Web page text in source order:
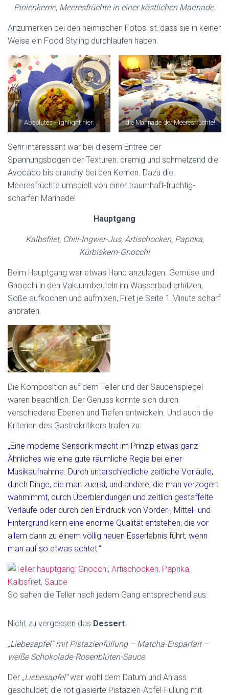
Pinienkerne, Meeresfrüchte in einer köstlichen Marinade.
Anzumerken bei den heimischen Fotos ist, dass sie in keiner
Weise ein Food Styling durchlaufen haben.
Absolutes Highlight hier: die Marinade der Meeresfrüchte!
Sehr interessant war bei diesem Entree der
Spannungsbogen der Texturen: cremig und schmelzend die
Avocado bis crunchy bei den Kernen. Dazu die
Meeresfrüchte umspielt von einer traumhaft-fruchtig-
scharfen Marinade!
Hauptgang
Kalbsfilet, Chili-Ingwer-Jus, Artischocken, Paprika,
Kürbiskern-Gnocchi
Beim Hauptgang war etwas Hand anzulegen. Gemüse und
Gnocchi in den Vakuumbeuteln im Wasserbad erhitzen,
Soße aufkochen und aufmixen, Filet je Seite 1 Minute scharf
anbraten.
Die Komposition auf dem Teller und der Saucenspiegel
waren beachtlich. Der Genuss konnte sich durch
verschiedene Ebenen und Tiefen entwickeln. Und auch die
Kriterien des Gastrokritikers trafen zu:
„Eine moderne Sensorik macht im Prinzip etwas ganz
Ähnliches wie eine gute räumliche Regie bei einer
Musikaufnahme. Durch unterschiedliche zeitliche Vorläufe,
durch Dinge, die man zuerst, und andere, die man verzögert
wahrnimmt, durch Überblendungen und zeitlich gestaffelte
Verläufe oder durch den Eindruck von Vorder-, Mittel- und
Hintergrund kann eine enorme Qualität entstehen, die vor
allem dann zu einem völlig neuen Esserlebnis führt, wenn
man auf so etwas achtet.“
So sahen die Teller nach jedem Gang entsprechend aus:
Nicht zu vergessen das Dessert:
„Liebesapfel“ mit Pistazienfüllung – Matcha-Eisparfait –
weiße Schokolade-Rosenblüten-Sauce
Der „Liebesapfel“war wohl dem Datum und Anlass
geschuldet; die rot glasierte Pistazien-Apfel-Füllung mit